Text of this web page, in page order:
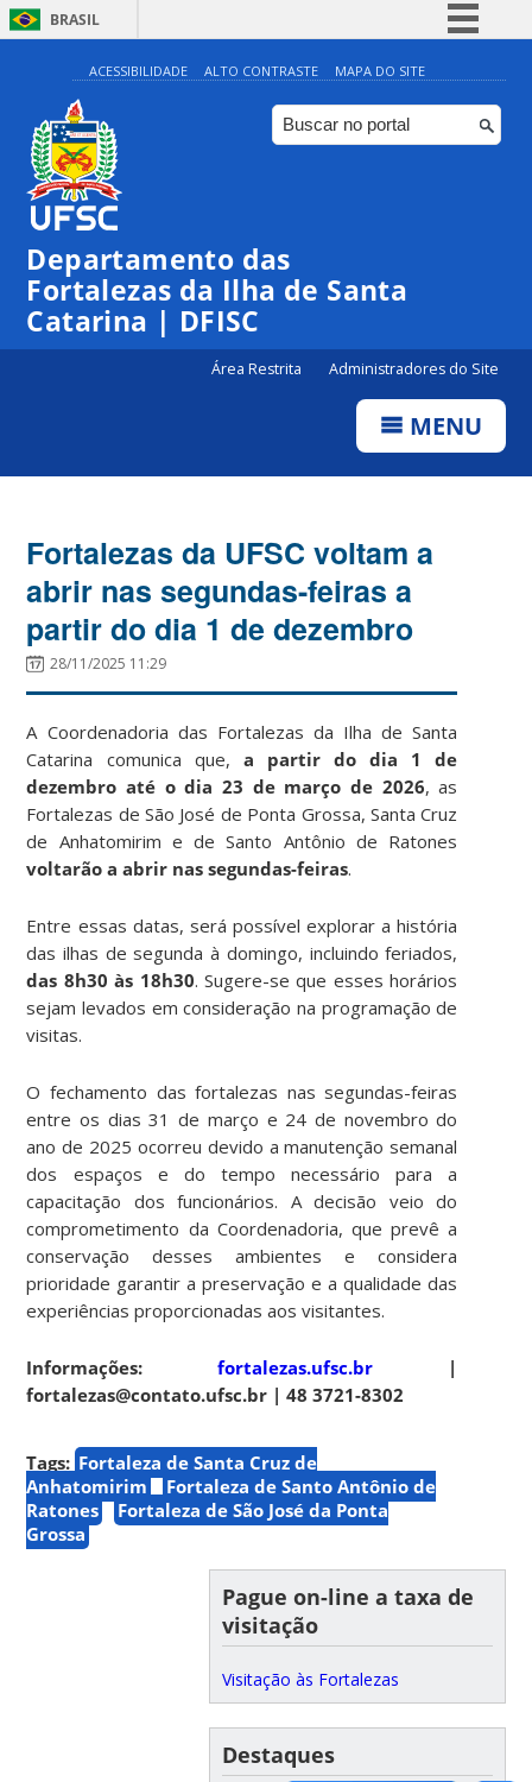
BRASIL
Simplifique!
Comunica BR
Participe
ACESSIBILIDADE ALTO CONTRASTE MAPA DO SITE
Departamento das
Fortalezas da Ilha de Santa
Catarina | DFISC
Área Restrita Administradores do Site
MENU
Fortalezas da UFSC voltam a
abrir nas segundas-feiras a
partir do dia 1 de dezembro
28/11/2025 11:29
A Coordenadoria das Fortalezas da Ilha de Santa
Catarina comunica que, a partir do dia 1 de
dezembro até o dia 23 de março de 2026, as
Fortalezas de São José de Ponta Grossa, Santa Cruz
de Anhatomirim e de Santo Antônio de Ratones
voltarão a abrir nas segundas-feiras.
Entre essas datas, será possível explorar a história
das ilhas de segunda à domingo, incluindo feriados,
das 8h30 às 18h30. Sugere-se que esses horários
sejam levados em consideração na programação de
visitas.
O fechamento das fortalezas nas segundas-feiras
entre os dias 31 de março e 24 de novembro do
ano de 2025 ocorreu devido a manutenção semanal
dos espaços e do tempo necessário para a
capacitação dos funcionários. A decisão veio do
comprometimento da Coordenadoria, que prevê a
conservação desses ambientes e considera
prioridade garantir a preservação e a qualidade das
experiências proporcionadas aos visitantes.
Informações:fortalezas.ufsc.br |
fortalezas@contato.ufsc.br | 48 3721-8302
Tags: Fortaleza de Santa Cruz de
Anhatomirim
Fortaleza de Santo Antônio de
Ratones
Fortaleza de São José da Ponta
Grossa
Pague on-line a taxa de
visitação
Visitação às Fortalezas
Destaques